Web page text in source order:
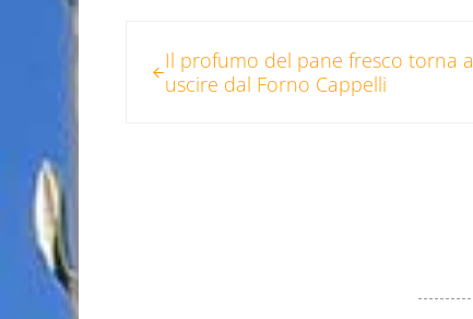
Il profumo del pane fresco torna a
uscire dal Forno Cappelli